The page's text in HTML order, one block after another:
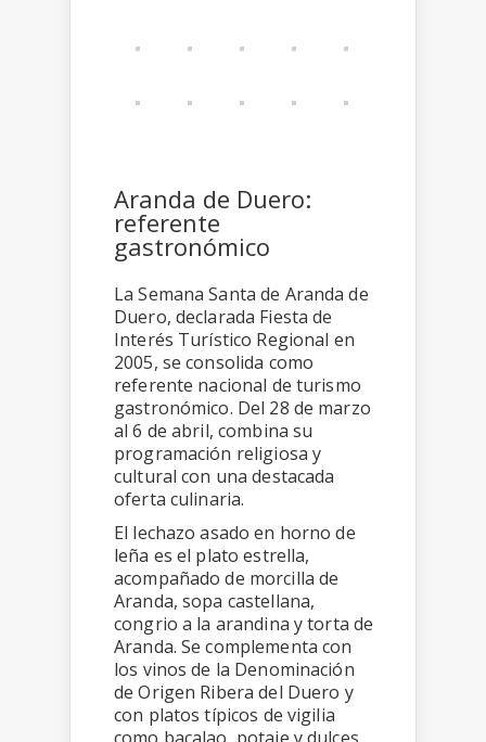
Aranda de Duero:
referente
gastronómico
La Semana Santa de Aranda de
Duero, declarada Fiesta de
Interés Turístico Regional en
2005, se consolida como
referente nacional de turismo
gastronómico. Del 28 de marzo
al 6 de abril, combina su
programación religiosa y
cultural con una destacada
oferta culinaria.
El lechazo asado en horno de
leña es el plato estrella,
acompañado de morcilla de
Aranda, sopa castellana,
congrio a la arandina y torta de
Aranda. Se complementa con
los vinos de la Denominación
de Origen Ribera del Duero y
con platos típicos de vigilia